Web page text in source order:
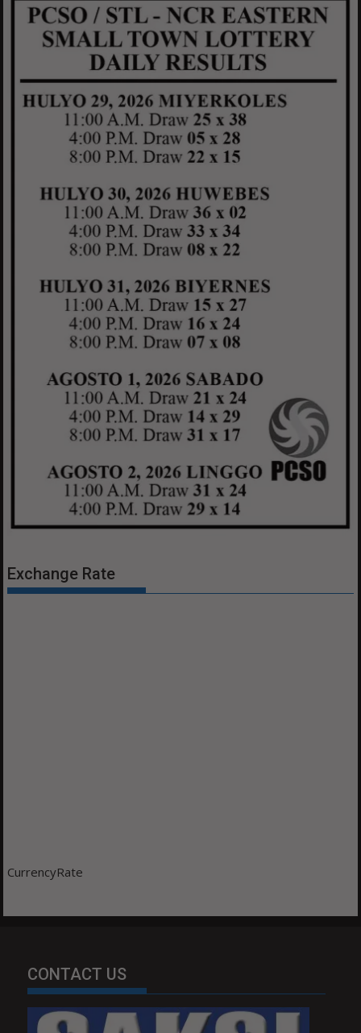
Exchange Rate
CurrencyRate
CONTACT US